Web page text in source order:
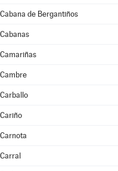
Cabana de Bergantiños
Cabanas
Camariñas
Cambre
Carballo
Cariño
Carnota
Carral